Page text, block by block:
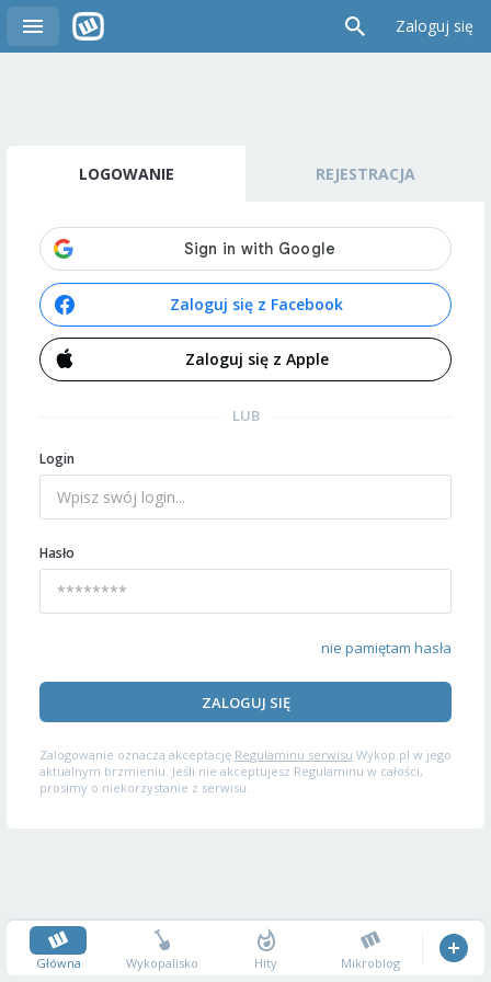
Zaloguj się
LOGOWANIE REJESTRACJA
Zaloguj się z Facebook
Zaloguj się z Apple
LUB
Login
Hasło
nie pamiętam hasła
ZALOGUJ SIĘ
Zalogowanie oznacza akceptację Regulaminu serwisu Wykop.pl w jego
aktualnym brzmieniu. Jeśli nie akceptujesz Regulaminu w całości,
prosimy o niekorzystanie z serwisu.
Główna Wykopalisko Hity Mikroblog